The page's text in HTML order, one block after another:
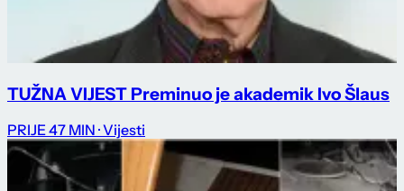
TUŽNA VIJEST Preminuo je akademik Ivo Šlaus
PRIJE 47 MIN · Vijesti